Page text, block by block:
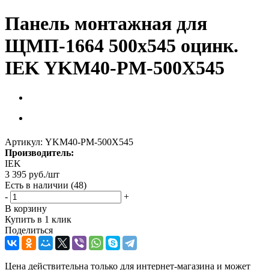
Панель монтажная для
ЩМП-1664 500х545 оцинк.
IEK YKM40-PM-500X545
Артикул: YKM40-PM-500X545
Производитель:
IEK
3 395 руб./шт
Есть в наличии (48)
-
+
В корзину
Купить в 1 клик
Поделиться
Цена действительна только для интернет-магазина и может